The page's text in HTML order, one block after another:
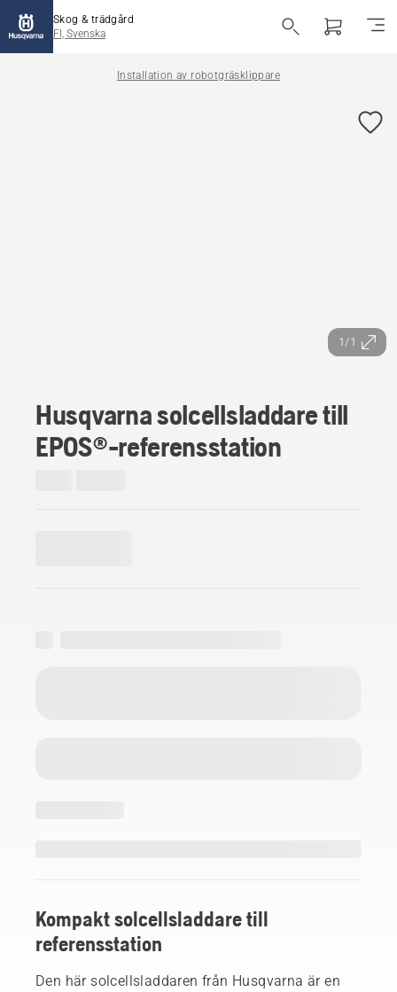
Skog & trädgård
FI, Svenska
Installation av robotgräsklippare
1/1
Husqvarna solcellsladdare till
EPOS®-referensstation
Kompakt solcellsladdare till
referensstation
Den här solcellsladdaren från Husqvarna är en